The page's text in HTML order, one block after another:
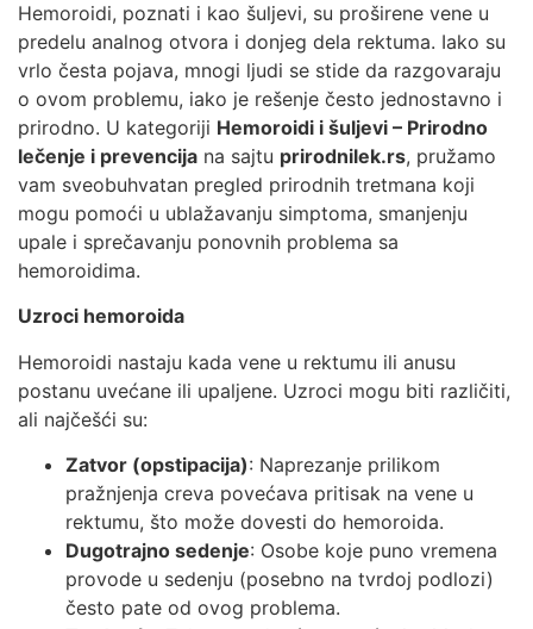
Hemoroidi, poznati i kao šuljevi, su proširene vene u
predelu analnog otvora i donjeg dela rektuma. Iako su
vrlo česta pojava, mnogi ljudi se stide da razgovaraju
o ovom problemu, iako je rešenje često jednostavno i
prirodno. U kategoriji Hemoroidi i šuljevi – Prirodno
lečenje i prevencija na sajtu prirodnilek.rs, pružamo
vam sveobuhvatan pregled prirodnih tretmana koji
mogu pomoći u ublažavanju simptoma, smanjenju
upale i sprečavanju ponovnih problema sa
hemoroidima.
Uzroci hemoroida
Hemoroidi nastaju kada vene u rektumu ili anusu
postanu uvećane ili upaljene. Uzroci mogu biti različiti,
ali najčešći su:
Zatvor (opstipacija): Naprezanje prilikom
pražnjenja creva povećava pritisak na vene u
rektumu, što može dovesti do hemoroida.
Dugotrajno sedenje: Osobe koje puno vremena
provode u sedenju (posebno na tvrdoj podlozi)
često pate od ovog problema.